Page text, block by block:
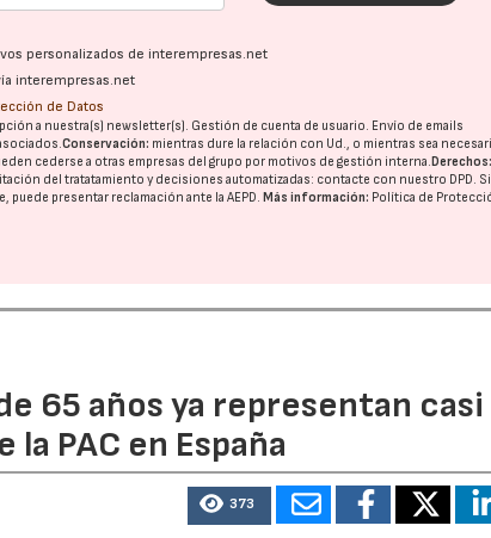
personalizados de interempresas.net
interempresas.net
de Datos
a nuestra(s) newsletter(s). Gestión de cuenta de usuario. Envío de emails
Conservación: mientras dure la relación con Ud., o mientras sea
cederse a otras empresas del grupo por motivos de gestión interna.Derechos:
del tratatamiento y decisiones automatizadas: contacte con nuestro DPD. Si
puede presentar reclamación ante laAEPD.Más información: Política de
65 años ya representan casi
PAC en España
373